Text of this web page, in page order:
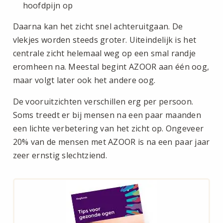
hoofdpijn op
Daarna kan het zicht snel achteruitgaan. De
vlekjes worden steeds groter. Uiteindelijk is het
centrale zicht helemaal weg op een smal randje
eromheen na. Meestal begint AZOOR aan één oog,
maar volgt later ook het andere oog.
De vooruitzichten verschillen erg per persoon.
Soms treedt er bij mensen na een paar maanden
een lichte verbetering van het zicht op. Ongeveer
20% van de mensen met AZOOR is na een paar jaar
zeer ernstig slechtziend.